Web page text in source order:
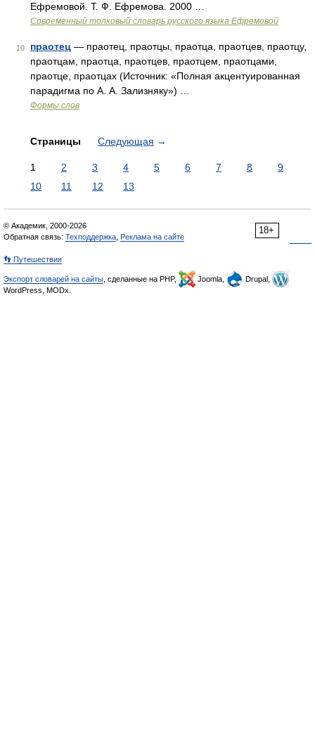
Ефремовой. Т. Ф. Ефремова. 2000 …
Современный толковый словарь русского языка Ефремовой
10 праотец — праотец, праотцы, праотца, праотцев, праотцу,
праотцам, праотца, праотцев, праотцем, праотцами,
праотце, праотцах (Источник: «Полная акцентуированная
парадигма по А. А. Зализняку») …
Формы слов
Страницы Следующая →
1 2 3 4 5 6 7 8
9
10
11 12 13
18+
© Академик, 2000-2026
Обратная связь: Техподдержка Реклама на сайте
👣 Путешествия
Экспорт словарей на сайты , сделанные на PHP, Joomla,
Drupal,
WordPress, MODx.